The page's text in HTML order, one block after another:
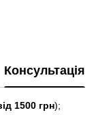
Консультація
1500 грн);